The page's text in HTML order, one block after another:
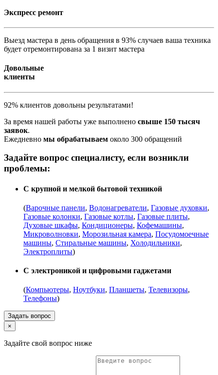
Экспресс ремонт
Выезд мастера в день обращения в 93% случаев ваша техника
будет отремонтирована за 1 визит мастера
Довольные
клиенты
92% клиентов довольны результатами!
За время нашей работы уже выполнено свыше 150 тысяч
заявок.
Ежедневно мы обрабатываем около 300 обращений
Задайте вопрос специалисту, если возникли
проблемы:
С крупной и мелкой бытовой техникой
(Варочные панели, Водонагреватели, Газовые духовки,
Газовые колонки, Газовые котлы, Газовые плиты,
Духовые шкафы, Кондиционеры, Кофемашины,
Микроволновки, Морозильная камера, Посудомоечные
машины, Стиральные машины, Холодильники,
Электроплиты)
С электроникой и цифровыми гаджетами
(Компьютеры, Ноутбуки, Планшеты, Телевизоры,
Телефоны)
Задать вопрос
×
Задайте свой вопрос ниже